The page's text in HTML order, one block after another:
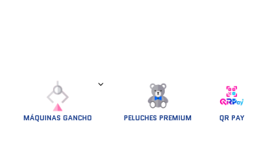
MÁQUINAS GANCHO PELUCHES PREMIUM QR PAY